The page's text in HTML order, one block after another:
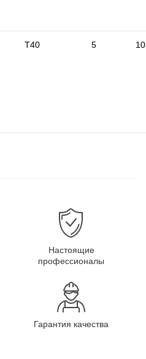
T40 5
Настоящие
профессионалы
Гарантия качества